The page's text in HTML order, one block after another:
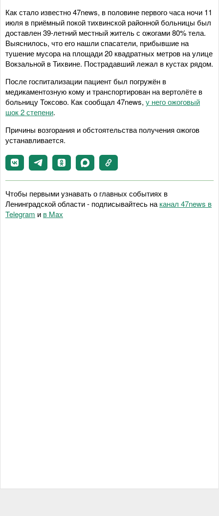
Как стало известно 47news, в половине первого часа ночи 11
июля в приёмный покой тихвинской районной больницы был
доставлен 39-летний местный житель с ожогами 80% тела.
Выяснилось, что его нашли спасатели, прибывшие на
тушение мусора на площади 20 квадратных метров на улице
Вокзальной в Тихвине. Пострадавший лежал в кустах рядом.
После госпитализации пациент был погружён в
медикаментозную кому и транспортирован на вертолёте в
больницу Токсово. Как сообщал 47news, у него ожоговый
шок 2 степени.
Причины возгорания и обстоятельства получения ожогов
устанавливается.
Чтобы первыми узнавать о главных событиях в
Ленинградской области - подписывайтесь на канал 47news в
Telegram и в Maх